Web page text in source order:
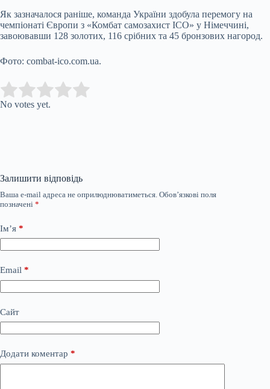
Як зазначалося раніше, команда України здобула перемогу на
чемпіонаті Європи з «Комбат самозахист ІСО» у Німеччині,
завоювавши 128 золотих, 116 срібних та 45 бронзових нагород.
Фото: combat-ico.com.ua.
Rate this item:
No votes yet.
Залишити відповідь
Ваша e-mail адреса не оприлюднюватиметься. Обов’язкові поля
позначені *
Ім’я *
Email *
Сайт
Додати коментар *